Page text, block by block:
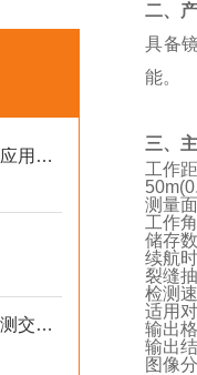
三维手持式地质雷达仪结构检测应用的必要性
三维手持式雷达耐火材料质量检测交货培训工作
二、
具备
能。
三、
工作
50m(
测量
工作
储存
续航
裂缝
检测
适用
输出
输出
图像